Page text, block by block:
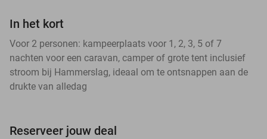
In het kort
Voor 2 personen: kampeerplaats voor 1, 2, 3, 5 of 7
nachten voor een caravan, camper of grote tent inclusief
stroom bij Hammerslag, ideaal om te ontsnappen aan de
drukte van alledag
Reserveer jouw deal